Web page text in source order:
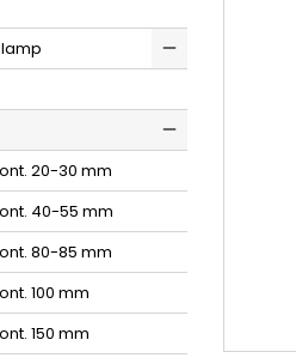
20-30 mm
40-55 mm
80-85 mm
100 mm
150 mm